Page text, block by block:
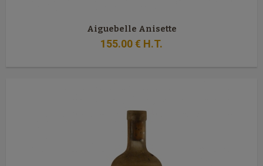
Aiguebelle Anisette
155.00€ H.T.